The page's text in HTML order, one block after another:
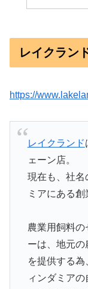
レイクラン
https://
レイクランド
ェーン店。
現在も、社名
ミアにある創
農業用飼料
ーは、地元
を提供する
ィンダミア